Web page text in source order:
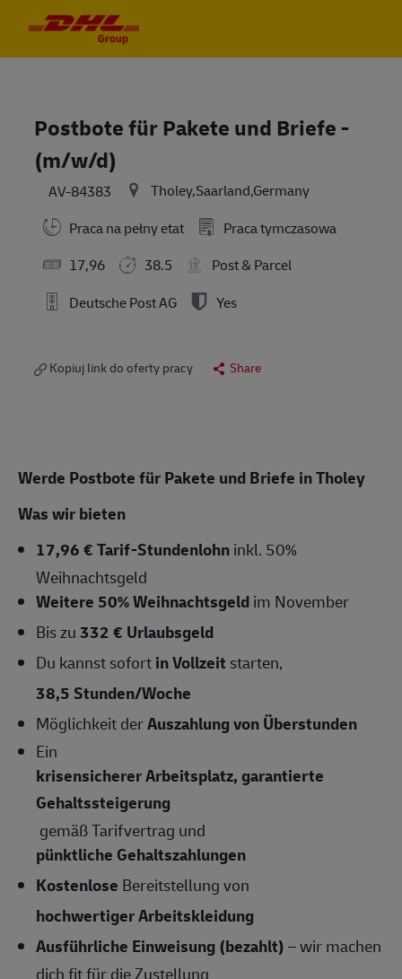
Postbote für Pakete und Briefe -
(m/w/d)
AV-84383
Tholey,Saarland,Germany
Praca na pełny etat
Praca tymczasowa
17,96
38.5
Post & Parcel
Deutsche Post AG
Yes
Kopiuj link do oferty pracy Share
Werde Postbote für Pakete und Briefe in Tholey
Was wir bieten
17,96 € Tarif-Stundenlohninkl. 50%
Weihnachtsgeld
Weitere 50% Weihnachtsgeldim November
Bis zu332 € Urlaubsgeld
Du kannst sofortin Vollzeit starten,
38,5 Stunden/Woche
Möglichkeit derAuszahlung von Überstunden
Ein
krisensicherer Arbeitsplatz, garantierte
Gehaltssteigerung
gemäß Tarifvertrag und
pünktliche Gehaltszahlungen
Kostenlose Bereitstellung von
hochwertiger Arbeitskleidung
Ausführliche Einweisung (bezahlt)– wir machen
dich fit für die Zustellung